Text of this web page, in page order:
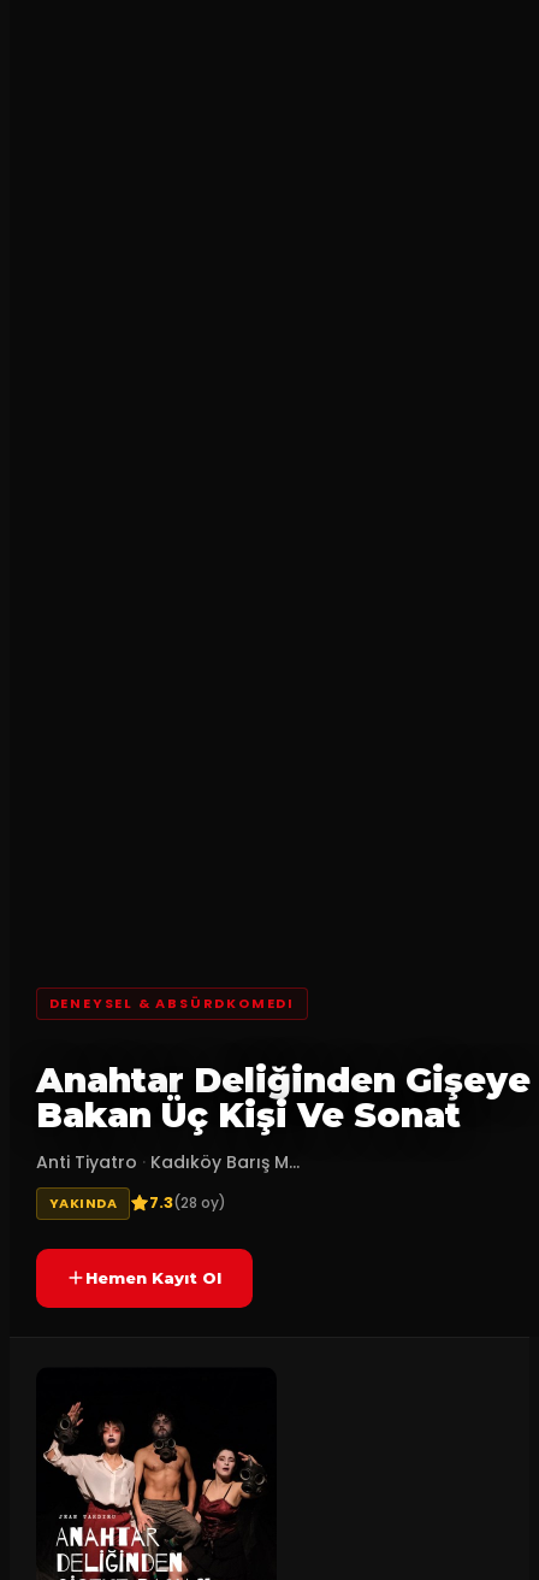
DENEYSEL & ABSÜRDKOMEDI
Anahtar Deliğinden Gişeye
Bakan Üç Kişi Ve Sonat
Anti Tiyatro · Kadıköy Barış M...
YAKINDA 7.3(28 oy)
Hemen Kayıt Ol